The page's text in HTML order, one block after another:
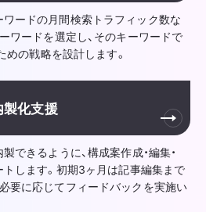
ードの月間検索トラフィック数な
ワードを選定し、そのキーワードで
の戦略を設計します。
製化支援
できるように、構成案作成・編集・
します。初期3ヶ月は記事編集まで
要に応じてフィードバックを実施い